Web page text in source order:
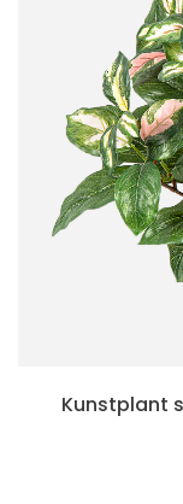
Kunstplant